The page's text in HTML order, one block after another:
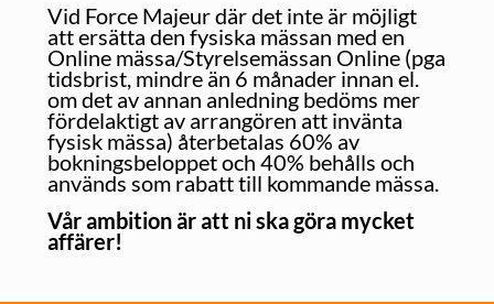
Vid Force Majeur där det inte är möjligt
att ersätta den fysiska mässan med en
Online mässa/Styrelsemässan Online (pga
tidsbrist, mindre än 6 månader innan el.
om det av annan anledning bedöms mer
fördelaktigt av arrangören att invänta
fysisk mässa) återbetalas 60% av
bokningsbeloppet och 40% behålls och
används som rabatt till kommande mässa.
Vår ambition är att ni ska göra mycket
affärer!